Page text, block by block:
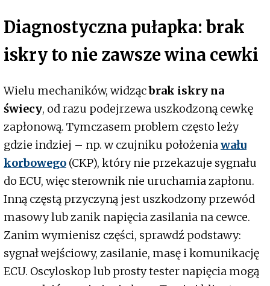
Diagnostyczna pułapka: brak
iskry to nie zawsze wina cewki
Wielu mechaników, widzącbrak iskry na
świecy, od razu podejrzewa uszkodzoną cewkę
zapłonową. Tymczasem problem często leży
gdzie indziej – np. w czujniku położeniawału
korbowego (CKP), który nie przekazuje sygnału
do ECU, więc sterownik nie uruchamia zapłonu.
Inną częstą przyczyną jest uszkodzony przewód
masowy lub zanik napięcia zasilania na cewce.
Zanim wymienisz części, sprawdź podstawy:
sygnał wejściowy, zasilanie, masę i komunikację
ECU. Oscyloskop lub prosty tester napięcia mogą